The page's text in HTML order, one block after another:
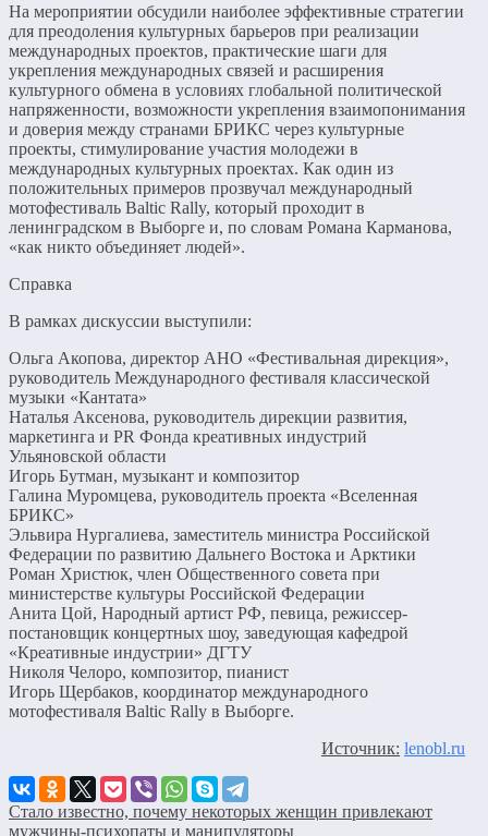
На мероприятии обсудили наиболее эффективные стратегии
для преодоления культурных барьеров при реализации
международных проектов, практические шаги для
укрепления международных связей и расширения
культурного обмена в условиях глобальной политической
напряженности, возможности укрепления взаимопонимания
и доверия между странами БРИКС через культурные
проекты, стимулирование участия молодежи в
международных культурных проектах. Как один из
положительных примеров прозвучал международный
мотофестиваль Baltic Rally, который проходит в
ленинградском в Выборге и, по словам Романа Карманова,
«как никто объединяет людей».
Справка
В рамках дискуссии выступили:
Ольга Акопова, директор АНО «Фестивальная дирекция»,
руководитель Международного фестиваля классической
музыки «Кантата»
Наталья Аксенова, руководитель дирекции развития,
маркетинга и PR Фонда креативных индустрий
Ульяновской области
Игорь Бутман, музыкант и композитор
Галина Муромцева, руководитель проекта «Вселенная
БРИКС»
Эльвира Нургалиева, заместитель министра Российской
Федерации по развитию Дальнего Востока и Арктики
Роман Христюк, член Общественного совета при
министерстве культуры Российской Федерации
Анита Цой, Народный артист РФ, певица, режиссер-
постановщик концертных шоу, заведующая кафедрой
«Креативные индустрии» ДГТУ
Николя Челоро, композитор, пианист
Игорь Щербаков, координатор международного
мотофестиваля Baltic Rally в Выборге.
Источник: lenobl.ru
Стало известно, почему некоторых женщин привлекают
мужчины-психопаты и манипуляторы